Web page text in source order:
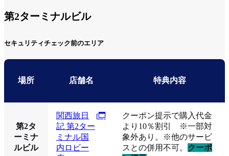
第2ターミナルビル
セキュリティチェック前のエリア
場所 店舗名 特典内容
第2タ
ーミナ
ルビル
関西旅日
記 第2ター
ミナル国
内ロビー
クーポン提示で購入代金
より10％割引 ※一部対
象外あり。※他のサービ
スとの併用不可。 クーポ